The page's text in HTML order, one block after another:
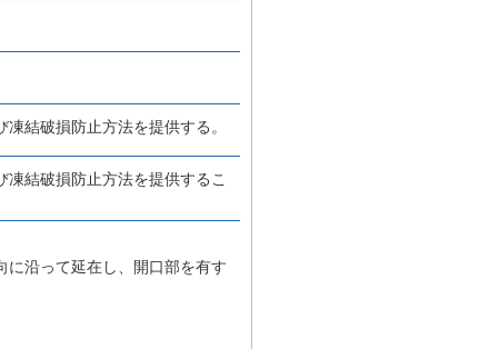
結破損防止方法を提供する。
結破損防止方法を提供するこ
に沿って延在し、開口部を有す